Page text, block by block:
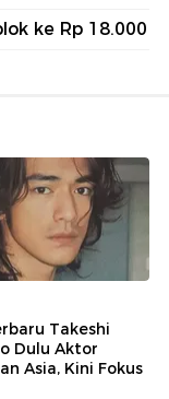
ke Rp 18.000
Takeshi
Dulu Aktor
Asia, Kini Fokus